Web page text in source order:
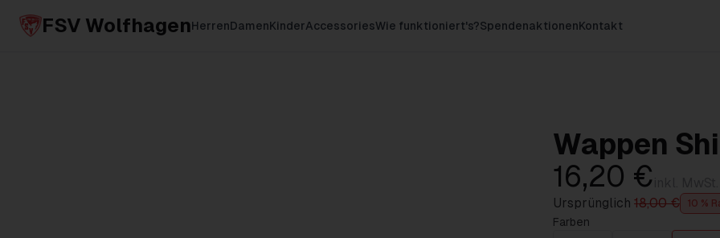
FSV WolfhagenHerrenDamenKinderAccessoriesWie funktioniert's?SpendenaktionenKontakt
Wappen
16,20 €
Ursprünglich 18,00 € 10 %
Farben